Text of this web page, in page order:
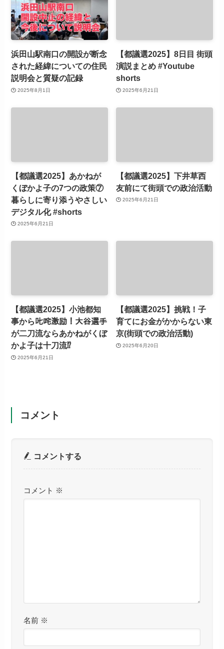
浜田山駅南口の開設が断念
された経緯についての住民
説明会と質疑の記録
2025年8月1日
【都議選2025】8日目 街頭
演説まとめ #Youtube
shorts
2025年6月21日
【都議選2025】あかねが
くぼかよ子の7つの政策⑦
暮らしに寄り添うやさしい
デジタル化 #shorts
2025年6月21日
【都議選2025】下井草西
友前にて街頭での政治活動
2025年6月21日
【都議選2025】小池都知
事から𠮟咤激励！大谷選手
が二刀流ならあかねがくぼ
かよ子は十刀流⁉
2025年6月21日
【都議選2025】挑戦！子
育てにお金がかからない東
京(街頭での政治活動)
2025年6月20日
コメント
コメントする
コメント ※
名前 ※